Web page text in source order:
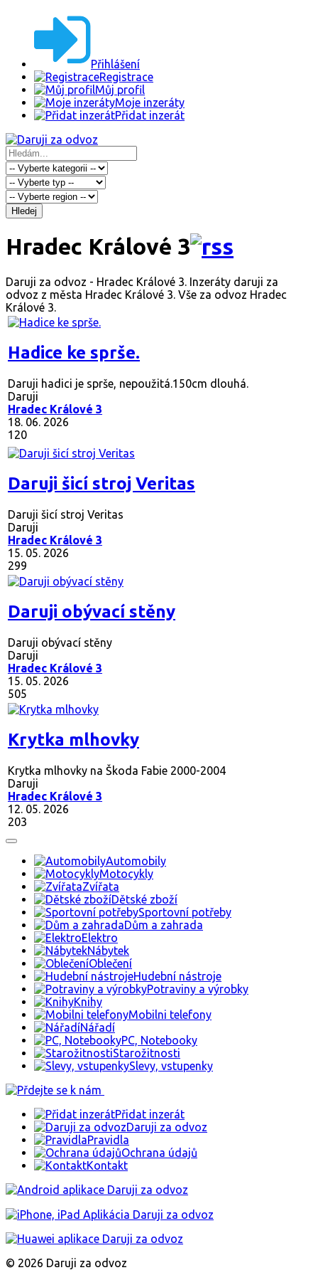
Přihlášení
Registrace
Můj profil
Moje inzeráty
Přidat inzerát
Hledej
Hradec Králové 3
Daruji za odvoz - Hradec Králové 3. Inzeráty daruji za
odvoz z města Hradec Králové 3. Vše za odvoz Hradec
Králové 3.
Hadice ke sprše.
Daruji hadici je sprše, nepoužitá.150cm dlouhá.
Daruji
Hradec Králové 3
18. 06. 2026
120
Daruji šicí stroj Veritas
Daruji šicí stroj Veritas
Daruji
Hradec Králové 3
15. 05. 2026
299
Daruji obývací stěny
Daruji obývací stěny
Daruji
Hradec Králové 3
15. 05. 2026
505
Krytka mlhovky
Krytka mlhovky na Škoda Fabie 2000-2004
Daruji
Hradec Králové 3
12. 05. 2026
203
Automobily
Motocykly
Zvířata
Dětské zboží
Sportovní potřeby
Dům a zahrada
Elektro
Nábytek
Oblečení
Hudební nástroje
Potraviny a výrobky
Knihy
Mobilni telefony
Nářadí
PC, Notebooky
Starožitnosti
Slevy, vstupenky
Přidat inzerát
Daruji za odvoz
Pravidla
Ochrana údajů
Kontakt
© 2026 Daruji za odvoz